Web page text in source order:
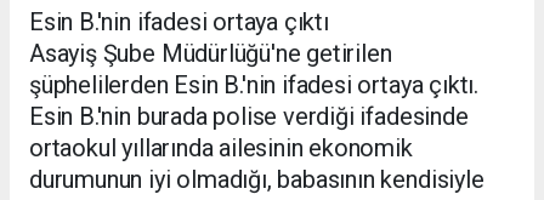
Esin B.'nin ifadesi ortaya çıktı
Asayiş Şube Müdürlüğü'ne getirilen
şüphelilerden Esin B.'nin ifadesi ortaya çıktı.
Esin B.'nin burada polise verdiği ifadesinde
ortaokul yıllarında ailesinin ekonomik
durumunun iyi olmadığı, babasının kendisiyle